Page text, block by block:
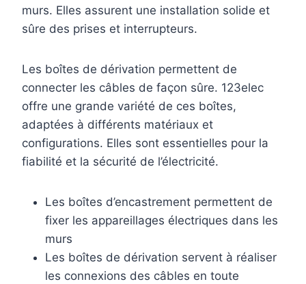
murs. Elles assurent une installation solide et
sûre des prises et interrupteurs.
Les boîtes de dérivation permettent de
connecter les câbles de façon sûre. 123elec
offre une grande variété de ces boîtes,
adaptées à différents matériaux et
configurations. Elles sont essentielles pour la
fiabilité et la sécurité de l’électricité.
Les boîtes d’encastrement permettent de
fixer les appareillages électriques dans les
murs
Les boîtes de dérivation servent à réaliser
les connexions des câbles en toute